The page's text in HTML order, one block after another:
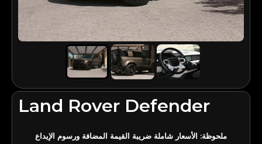
Land Rover Defender
ملحوظة: الأسعار شاملة ضريبة القيمة المضافة ورسوم الإيداع